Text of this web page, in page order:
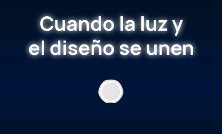
Cuandola luz y
Cuandola luz y
el diseñose unen
el diseñose unen